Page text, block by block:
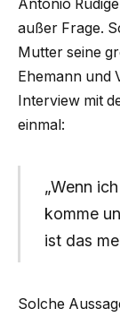
Antonio
außer Frage.
Mutter seine
Ehemann und
Interview mit
einmal:
„Wenn
komme
ist das
Solche